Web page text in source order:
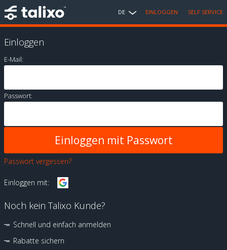
DE EINLOGGEN SELF SERVICE
Einloggen
E-Mail:
Passwort:
Passwort vergessen?
Einloggen mit:
Noch kein Talixo Kunde?
Schnell und einfach anmelden
Rabatte sichern